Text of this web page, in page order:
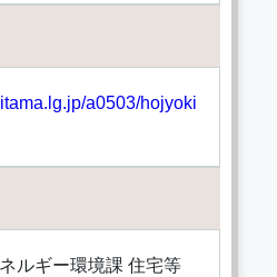
a0503/hojyoki
ルギー環境課 住宅等